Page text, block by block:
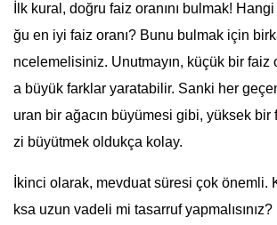
İlk kural, doğru faiz oranını bulmak!
ğu en iyi faiz oranı? Bunu bulmak için
ncelemelisiniz. Unutmayın, küçük bir faiz
a büyük farklar yaratabilir. Sanki her
uran bir ağacın büyümesi gibi, yüksek
zi büyütmek oldukça kolay.
İkinci olarak, mevduat süresi çok önemli.
ksa uzun vadeli mi tasarruf